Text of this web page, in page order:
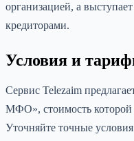
организацией, а
кредиторами.
Условия и
Сервис Telezaim
МФО», стоимость которой
Уточняйте точные